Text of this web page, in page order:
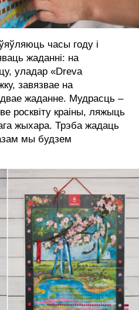
часы году і
жаданні: на
уладар «Dreva
завязвае на
жаданне. Мудрасць –
росквіту краіны, ляжыць
жыхара. Трэба жадаць
мы будзем